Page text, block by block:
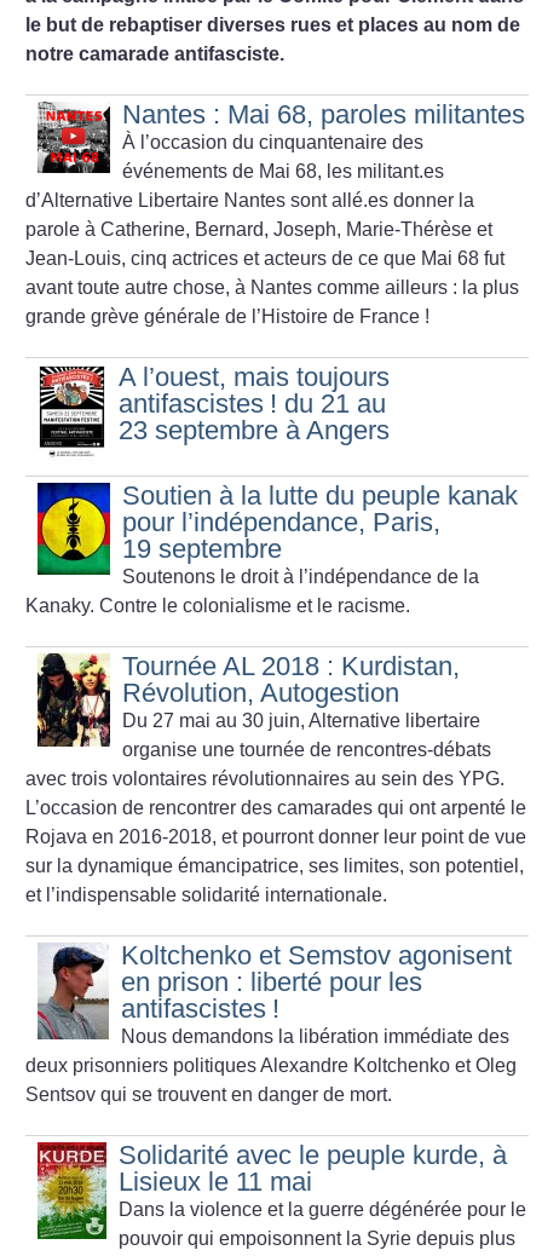
le but de rebaptiser diverses rues et places au nom de
notre camarade antifasciste.
Nantes : Mai 68, paroles militantes
À l’occasion du cinquantenaire des
événements de Mai 68, les militant.es
d’Alternative Libertaire Nantes sont allé.es donner la
parole à Catherine, Bernard, Joseph, Marie-Thérèse et
Jean-Louis, cinq actrices et acteurs de ce que Mai 68 fut
avant toute autre chose, à Nantes comme ailleurs : la plus
grande grève générale de l’Histoire de France !
A l’ouest, mais toujours
antifascistes ! du 21 au
23 septembre à Angers
Soutien à la lutte du peuple kanak
pour l’indépendance, Paris,
19 septembre
Soutenons le droit à l’indépendance de la
Kanaky. Contre le colonialisme et le racisme.
Tournée AL 2018 : Kurdistan,
Révolution, Autogestion
Du 27 mai au 30 juin, Alternative libertaire
organise une tournée de rencontres-débats
avec trois volontaires révolutionnaires au sein des YPG.
L’occasion de rencontrer des camarades qui ont arpenté le
Rojava en 2016-2018, et pourront donner leur point de vue
sur la dynamique émancipatrice, ses limites, son potentiel,
et l’indispensable solidarité internationale.
Koltchenko et Semstov agonisent
en prison : liberté pour les
antifascistes !
Nous demandons la libération immédiate des
deux prisonniers politiques Alexandre Koltchenko et Oleg
Sentsov qui se trouvent en danger de mort.
Solidarité avec le peuple kurde, à
Lisieux le 11 mai
Dans la violence et la guerre dégénérée pour le
pouvoir qui empoisonnent la Syrie depuis plus